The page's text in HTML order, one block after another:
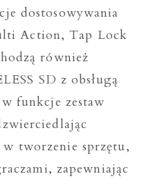
dostosowywania
Action, Tap Lock
również
SD z obsługą
funkcje zestaw
w tworzenie sprzętu,
zapewniając